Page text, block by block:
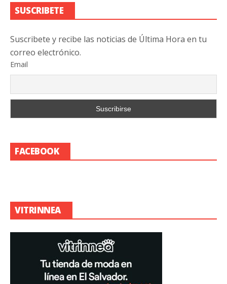
SUSCRIBETE
Suscribete y recibe las noticias de Última Hora en tu
correo electrónico.
Email
FACEBOOK
VITRINNEA